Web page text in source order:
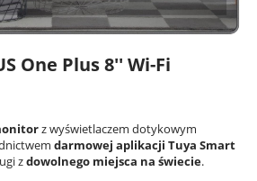
One Plus 8'' Wi-Fi
z wyświetlaczem dotykowym
darmowej aplikacji Tuya Smart
zdowolnego miejsca na świecie.